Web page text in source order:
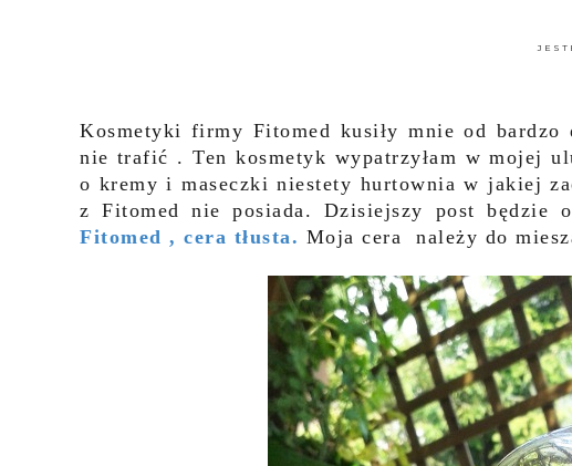
Kosmetyki firmy Fitomed kusiły mnie od
nie trafić . Ten kosmetyk wypatrzyłam w mojej
o kremy i maseczki niestety hurtownia w jakiej
z Fitomed nie posiada. Dzisiejszy post będzie o
Fitomed , cera tłusta. Moja cera należy do